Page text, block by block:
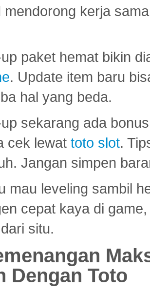
mendorong kerja
paket hemat bikin
. Update item baru
hal yang beda.
sekarang ada
cek lewat toto slot.
Jangan simpen
mau leveling sambil
cepat kaya di
situ.
Dengan Toto